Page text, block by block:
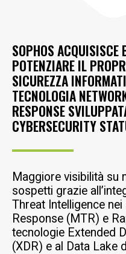
SOPHOS ACQUISISCE
POTENZIARE IL
SICUREZZA
TECNOLOGIA
RESPONSE
CYBERSECURITY
Maggiore visibilità su
sospetti grazie
Threat Intelligence
Response (MTR) e
tecnologie Extended
(XDR) e al Data Lake